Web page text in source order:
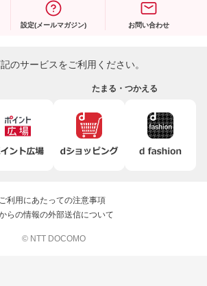
設定(メールマガジン) お問い合わせ
のサービスをご利用ください。
たまる・つかえる
利用にあたっての注意事項
らの情報の外部送信について
© NTT DOCOMO